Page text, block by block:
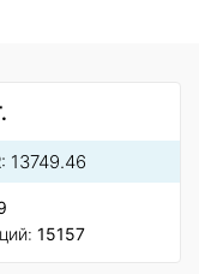
13749.46
15157